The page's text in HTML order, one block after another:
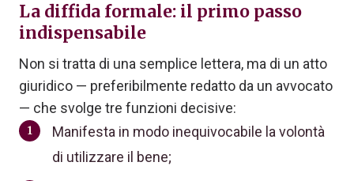
La diffida formale: il primo passo
indispensabile
Non si tratta di una semplice lettera, ma di un atto
giuridico — preferibilmente redatto da un avvocato
— che svolge tre funzioni decisive:
Manifesta in modo inequivocabile la volontà
di utilizzare il bene;